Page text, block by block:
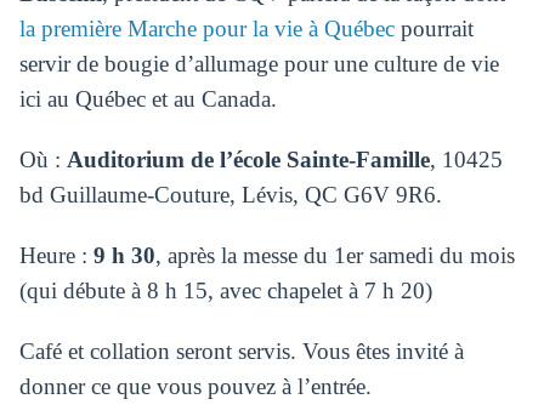
la première Marche pour la vie à Québecpourrait
servir de bougie d’allumage pour une culture de vie
ici au Québec et au Canada.
Où : Auditorium de l’école Sainte-Famille, 10425
bd Guillaume-Couture, Lévis, QC G6V 9R6.
Heure : 9 h 30, après la messe du 1er samedi du mois
(qui débute à 8 h 15, avec chapelet à 7 h 20)
Café et collation seront servis. Vous êtes invité à
donner ce que vous pouvez à l’entrée.